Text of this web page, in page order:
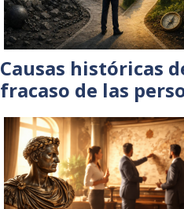
Causas históricas
fracaso de las